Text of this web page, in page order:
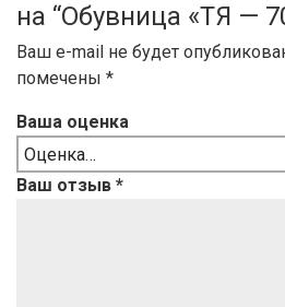
на “Обувница «ТЯ —
Ваш e-mail не будет
помечены *
Ваша оценка
Ваш отзыв *